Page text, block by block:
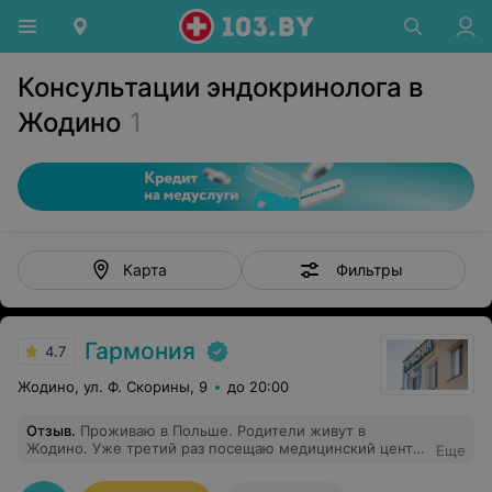
Консультации эндокринолога в
Жодино 1
Карта Фильтры
4.7 Гармония
Жодино, ул. Ф. Скорины, 9 до 20:00
Отзыв. Проживаю в Польше. Родители живут в
Жодино. Уже третий раз посещаю медицинский центр
очень повезло! Ваш медицинский центр соответствует
Еще